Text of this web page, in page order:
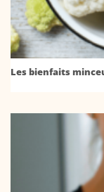
Les bienfaits